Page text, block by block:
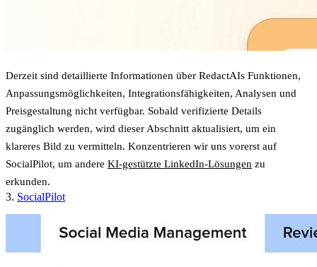
Derzeit sind detaillierte Informationen über RedactAIs Funktionen,
Anpassungsmöglichkeiten, Integrationsfähigkeiten, Analysen und
Preisgestaltung nicht verfügbar. Sobald verifizierte Details
zugänglich werden, wird dieser Abschnitt aktualisiert, um ein
klareres Bild zu vermitteln. Konzentrieren wir uns vorerst auf
SocialPilot, um andere KI-gestützte LinkedIn-Lösungen zu
erkunden.
3. SocialPilot